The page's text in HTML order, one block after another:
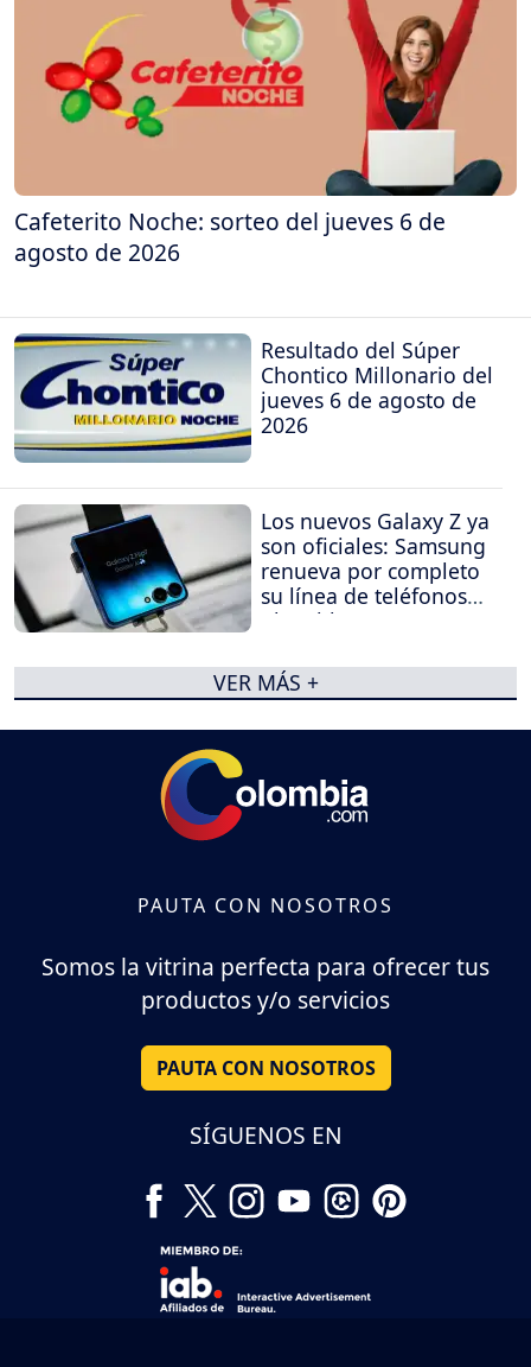
Cafeterito Noche: sorteo del jueves 6 de
agosto de 2026
Resultado del Súper
Chontico Millonario del
jueves 6 de agosto de
2026
Los nuevos Galaxy Z ya
son oficiales: Samsung
renueva por completo
su línea de teléfonos
plegables
VER MÁS +
PAUTA CON NOSOTROS
Somos la vitrina perfecta para ofrecer tus
productos y/o servicios
PAUTA CON NOSOTROS
SÍGUENOS EN